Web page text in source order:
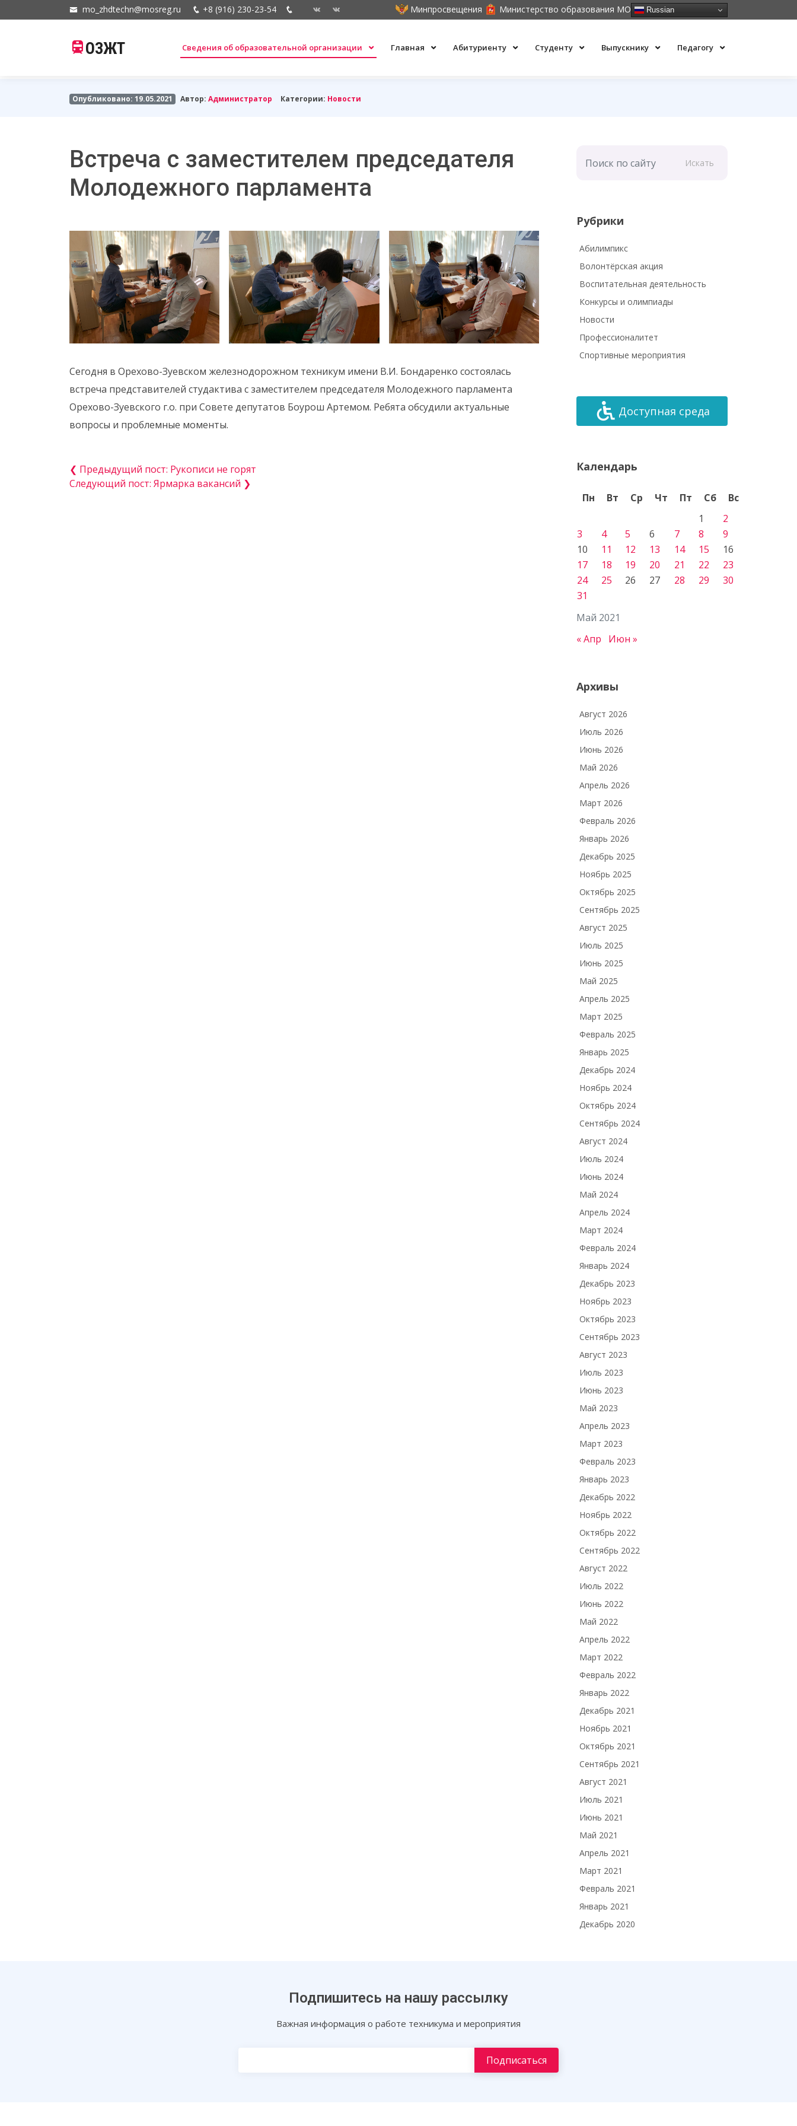
mo_zhdtechn@mosreg.ru +8 (916) 230-23-54 Минпросвещения Министерство образования МО Russian
ОЗЖТ Сведения об образовательной организации Главная Абитуриенту Студенту Выпускнику Педагогу
Опубликовано: 19.05.2021 Автор:Администратор Категории: Новости
Встреча с заместителем председателя
Молодежного парламента
Сегодня в Орехово-Зуевском железнодорожном техникум имени В.И. Бондаренко состоялась
встреча представителей студактива с заместителем председателя Молодежного парламента
Орехово-Зуевского г.о. при Совете депутатов Боурош Артемом. Ребята обсудили актуальные
вопросы и проблемные моменты.
❮ Предыдущий пост: Рукописи не горят
Следующий пост: Ярмарка вакансий ❯
Искать
Рубрики
Абилимпикс
Волонтёрская акция
Воспитательная деятельность
Конкурсы и олимпиады
Новости
Профессионалитет
Спортивные мероприятия
Доступная среда
Календарь
Май 2021
Пн Вт Ср Чт Пт Сб
Вс
1
2
3
4 5 6 7 8
9
10
11 12 13 14 15
16
17
18 19 20 21 22
23
24
25 26 27 28 29
30
31
« Апр Июн »
Архивы
Август 2026
Июль 2026
Июнь 2026
Май 2026
Апрель 2026
Март 2026
Февраль 2026
Январь 2026
Декабрь 2025
Ноябрь 2025
Октябрь 2025
Сентябрь 2025
Август 2025
Июль 2025
Июнь 2025
Май 2025
Апрель 2025
Март 2025
Февраль 2025
Январь 2025
Декабрь 2024
Ноябрь 2024
Октябрь 2024
Сентябрь 2024
Август 2024
Июль 2024
Июнь 2024
Май 2024
Апрель 2024
Март 2024
Февраль 2024
Январь 2024
Декабрь 2023
Ноябрь 2023
Октябрь 2023
Сентябрь 2023
Август 2023
Июль 2023
Июнь 2023
Май 2023
Апрель 2023
Март 2023
Февраль 2023
Январь 2023
Декабрь 2022
Ноябрь 2022
Октябрь 2022
Сентябрь 2022
Август 2022
Июль 2022
Июнь 2022
Май 2022
Апрель 2022
Март 2022
Февраль 2022
Январь 2022
Декабрь 2021
Ноябрь 2021
Октябрь 2021
Сентябрь 2021
Август 2021
Июль 2021
Июнь 2021
Май 2021
Апрель 2021
Март 2021
Февраль 2021
Январь 2021
Декабрь 2020
Подпишитесь на нашу рассылку
Важная информация о работе техникума и мероприятия